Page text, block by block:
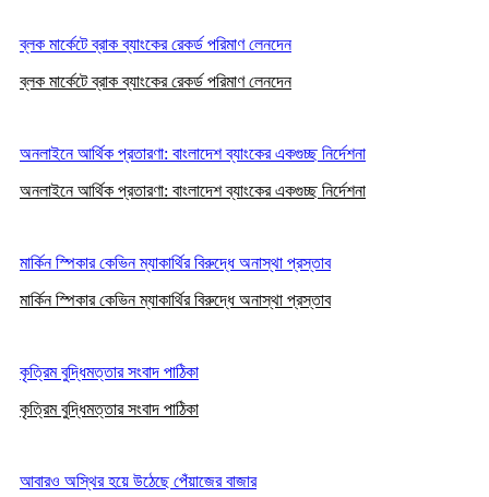
ব্লক মার্কেটে ব্রাক ব্যাংকের রেকর্ড পরিমাণ লেনদেন
ব্লক মার্কেটে ব্রাক ব্যাংকের রেকর্ড পরিমাণ লেনদেন
অনলাইনে আর্থিক প্রতারণা: বাংলাদেশ ব্যাংকের একগুচ্ছ নির্দেশনা
অনলাইনে আর্থিক প্রতারণা: বাংলাদেশ ব্যাংকের একগুচ্ছ নির্দেশনা
মার্কিন স্পিকার কেভিন ম্যাকার্থির বিরুদ্ধে অনাস্থা প্রস্তাব
মার্কিন স্পিকার কেভিন ম্যাকার্থির বিরুদ্ধে অনাস্থা প্রস্তাব
কৃত্রিম বুদ্ধিমত্তার সংবাদ পাঠিকা
কৃত্রিম বুদ্ধিমত্তার সংবাদ পাঠিকা
আবারও অস্থির হয়ে উঠেছে পেঁয়াজের বাজার